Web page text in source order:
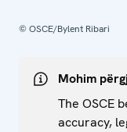
© OSCE/Bylent Ribari
Mohim
The OSCE
accuracy,